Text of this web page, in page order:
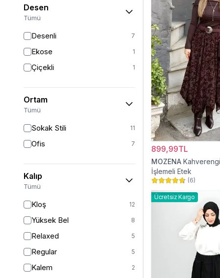
Desen
Tümü
Desenli 7
Ekose 1
Çiçekli 1
Ortam
Tümü
Sokak Stili 11
Ofis 7
Kalıp
Tümü
Kloş 12
Yüksek Bel 8
Relaxed 5
Regular 5
Kalem 2
899,99TL
MOZENA
İşlemeli Etek
(6)
Ücretsiz Kargo